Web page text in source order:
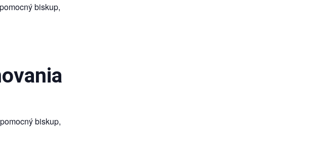
biskup,
biskup,